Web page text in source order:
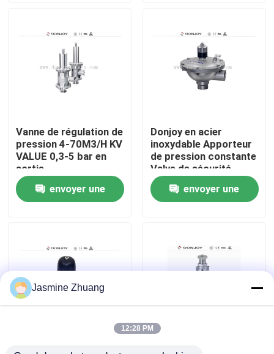
Produits
Visite de l'usine
Contrôle de la qualité
Nouvelles
Demandez un devis
Vanne de régulation de
pression 4-70M3/H KV
VALUE 0,3-5 bar en
sortie
envoyer une
Donjoy en acier
inoxydable Apporteur
de pression constante
Valve de sécurité
pression de travail de
8 bar
envoyer une
Jasmine Zhuang
12:28 PM